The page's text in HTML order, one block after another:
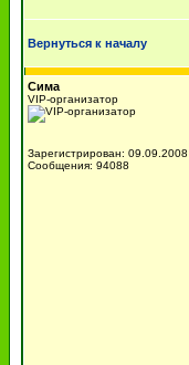
Вернуться к началу
Сима
VIP-организатор
Зарегистрирован: 09.09.2008
Сообщения: 94088